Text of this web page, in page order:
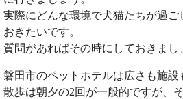
実際にどんな環境で犬猫たちが過ご
おきたいです。
質問があればその時にしておきまし
磐田市のペットホテルは広さも施設
散歩は朝夕の2回が一般的ですが、